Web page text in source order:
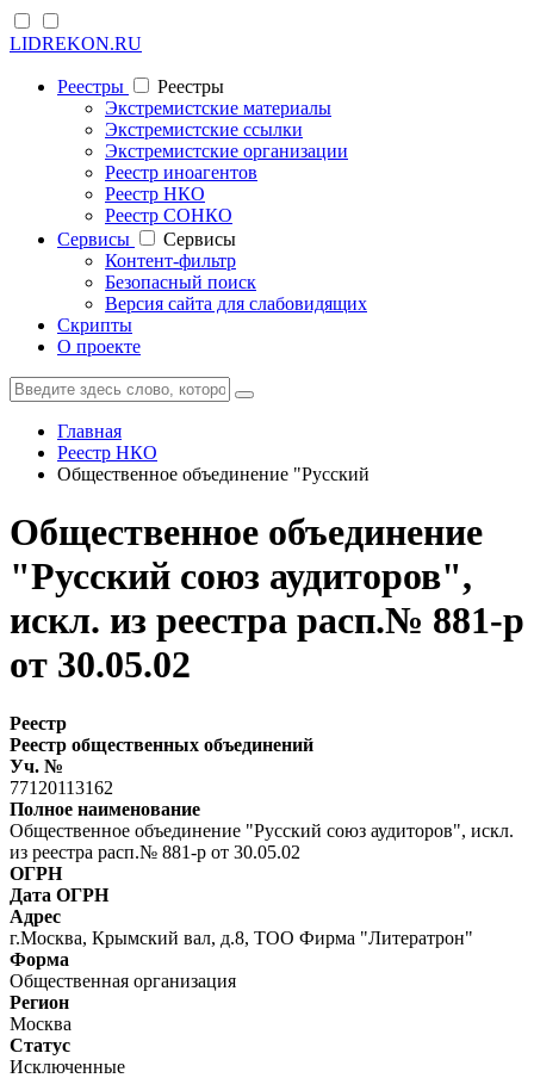
LIDREKON.RU
Реестры
Реестры
Экстремистские материалы
Экстремистские ссылки
Экстремистские организации
Реестр иноагентов
Реестр НКО
Реестр СОНКО
Cервисы
Cервисы
Контент-фильтр
Безопасный поиск
Версия сайта для слабовидящих
Скрипты
О проекте
Главная
Реестр НКО
Общественное объединение "Русский
Общественное объединение
"Русский союз аудиторов",
искл. из реестра расп.№ 881-р
от 30.05.02
Реестр
Реестр общественных объединений
Уч. №
77120113162
Полное наименование
Общественное объединение "Русский союз аудиторов", искл.
из реестра расп.№ 881-р от 30.05.02
ОГРН
Дата ОГРН
Адрес
г.Москва, Крымский вал, д.8, ТОО Фирма "Литератрон"
Форма
Общественная организация
Регион
Москва
Статус
Исключенные